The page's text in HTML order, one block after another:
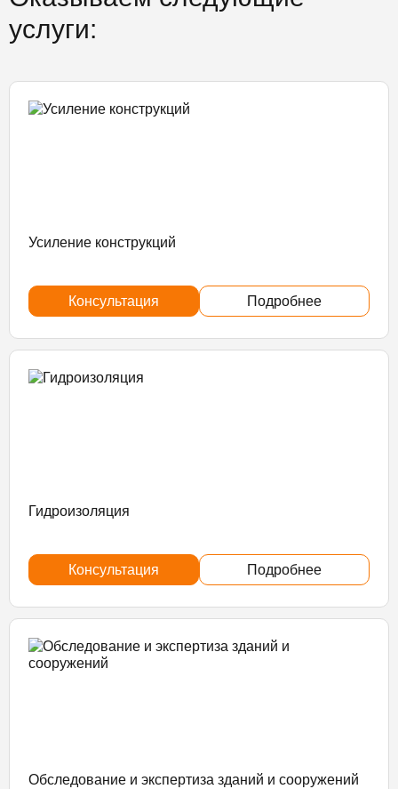
услуги:
Усиление конструкций
Консультация Подробнее
Гидроизоляция
Консультация Подробнее
Обследование и экспертиза зданий и сооружений